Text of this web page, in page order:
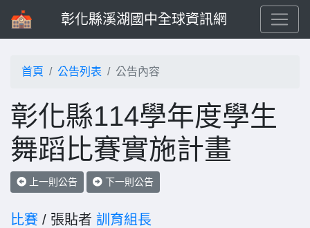
彰化縣溪湖國中全球資訊網
首頁 公告列表 公告內容
彰化縣114學年度學生
舞蹈比賽實施計畫
上一則公告 下一則公告
比賽 / 張貼者 訓育組長